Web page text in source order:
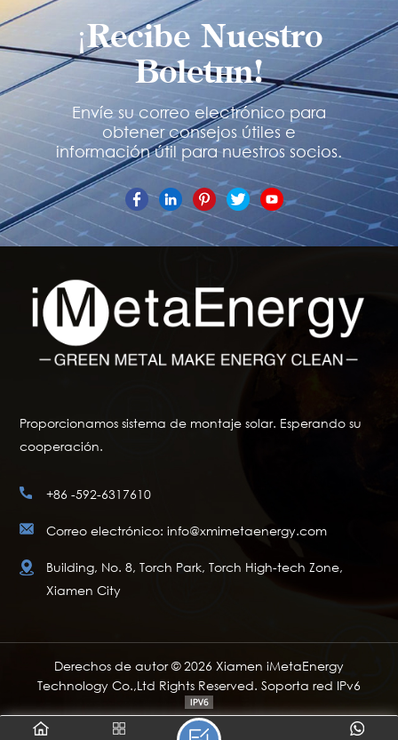
¡Recibe Nuestro
Boletín!
Envíe su correo electrónico para
obtener consejos útiles e
información útil para nuestros socios.
Proporcionamos sistema de montaje solar. Esperando su
cooperación.
+86 -592-6317610
Correo electrónico: info@xmimetaenergy.com
Building, No. 8, Torch Park, Torch High-tech Zone,
Xiamen City
Derechos de autor © 2026 Xiamen iMetaEnergy
Technology Co.,Ltd Rights Reserved. Soporta red IPv6